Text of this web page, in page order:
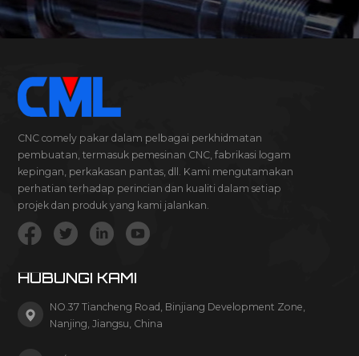
CNC comely pakar dalam pelbagai perkhidmatan
pembuatan, termasuk pemesinan CNC, fabrikasi logam
kepingan, perkakasan pantas, dll. Kami mengutamakan
perhatian terhadap perincian dan kualiti dalam setiap
projek dan produk yang kami jalankan.
HUBUNGI KAMI
NO.37 Tiancheng Road, Binjiang Development Zone,
Nanjing, Jiangsu, China